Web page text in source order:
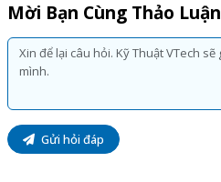
Mời Bạn Cùng Thảo Luận
Gửi hỏi đáp